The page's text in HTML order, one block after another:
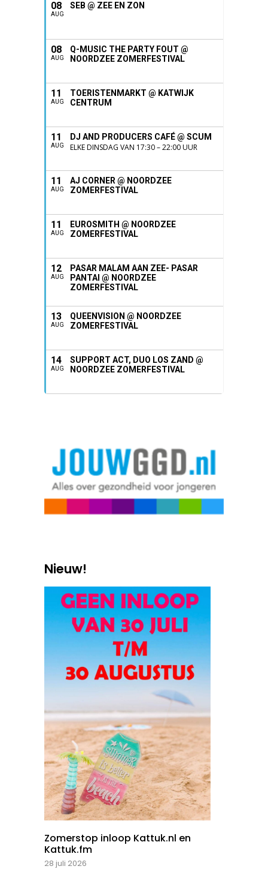
08
AUG
SEB @ ZEE EN ZON
08
AUG
Q-MUSIC THE PARTY FOUT @
NOORDZEE ZOMERFESTIVAL
11
AUG
TOERISTENMARKT @ KATWIJK
CENTRUM
11
AUG
DJ AND PRODUCERS CAFÉ @ SCUM
ELKE DINSDAG VAN 17:30 – 22:00 UUR
11
AUG
AJ CORNER @ NOORDZEE
ZOMERFESTIVAL
11
AUG
EUROSMITH @ NOORDZEE
ZOMERFESTIVAL
12
AUG
PASAR MALAM AAN ZEE- PASAR
PANTAI @ NOORDZEE
ZOMERFESTIVAL
13
AUG
QUEENVISION @ NOORDZEE
ZOMERFESTIVAL
14
AUG
SUPPORT ACT, DUO LOS ZAND @
NOORDZEE ZOMERFESTIVAL
Nieuw!
Zomerstop inloop Kattuk.nl en
Kattuk.fm
28 juli 2026